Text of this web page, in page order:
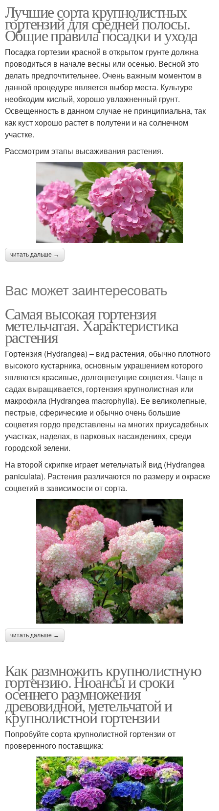
Лучшие сорта крупнолистных
гортензий для средней полосы.
Общие правила посадки и ухода
Посадка гортезии красной в открытом грунте должна
проводиться в начале весны или осенью. Весной это
делать предпочтительнее. Очень важным моментом в
данной процедуре является выбор места. Культуре
необходим кислый, хорошо увлажненный грунт.
Освещенность в данном случае не принципиальна, так
как куст хорошо растет в полутени и на солнечном
участке.
Рассмотрим этапы высаживания растения.
читать дальше →
Вас может заинтересовать
Самая высокая гортензия
метельчатая. Характеристика
растения
Гортензия (Hydrangea) – вид растения, обычно плотного
высокого кустарника, основным украшением которого
являются красивые, долгоцветущие соцветия. Чаще в
садах выращивается, гортензия крупнолистная или
макрофила (Hydrangea macrophylla). Ее великолепные,
пестрые, сферические и обычно очень большие
соцветия гордо представлены на многих приусадебных
участках, наделах, в парковых насаждениях, среди
городской зелени.
На второй скрипке играет метельчатый вид (Hydrangea
paniculata). Растения различаются по размеру и окраске
соцветий в зависимости от сорта.
читать дальше →
Как размножить крупнолистную
гортензию. Нюансы и сроки
осеннего размножения
древовидной, метельчатой и
крупнолистной гортензии
Попробуйте сорта крупнолистной гортензии от
проверенного поставщика: